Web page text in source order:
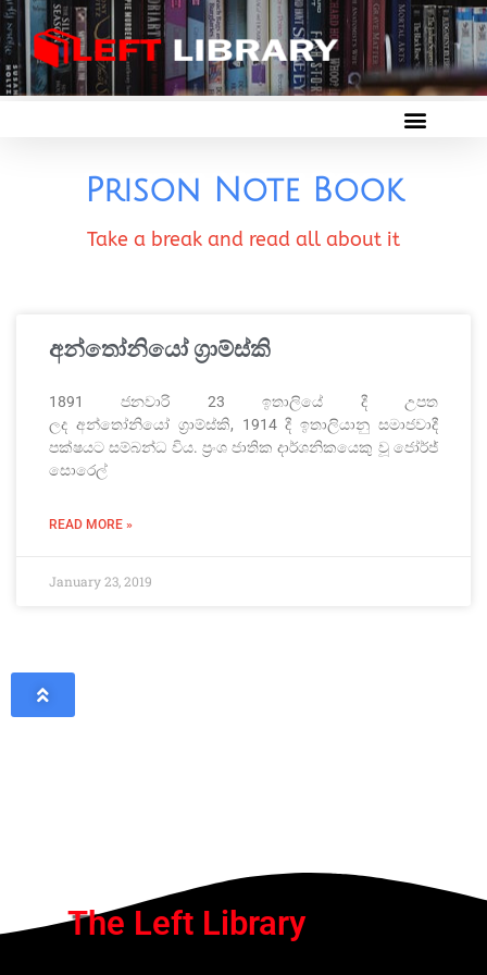
Prison Note Book
Take a break and read all about it
අන්තෝනියෝ ග්‍රාම්ස්කි
1891 ජනවාරි 23 ඉතාලියේ දී උපත
ලද අන්තෝනියෝ ග්‍රාම්ස්කි, 1914 දී ඉතාලියානු සමාජවාදී
පක්ෂයට සම්බන්ධ විය. ප්‍රංශ ජාතික දාර්ශනිකයෙකු වූ ජෝර්ජ්
සොරෙල්
READ MORE »
January 23, 2019
The Left Library